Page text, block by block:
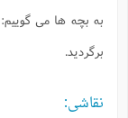
به بچه ها مى
برگرديد.
نقاشى: